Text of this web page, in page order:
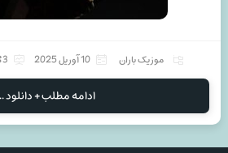
موزیک باران 10 آوریل 2025
ادامه مطلب + دانلود